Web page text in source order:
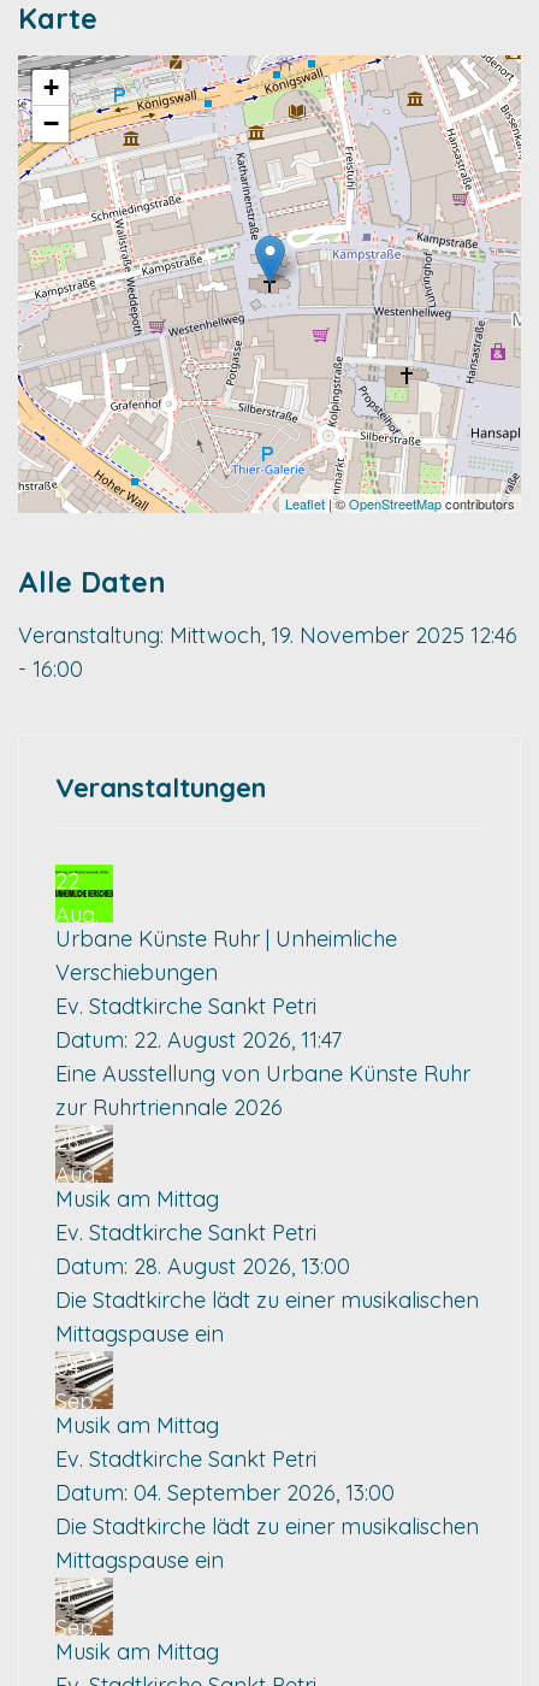
Karte
+
−
Leaflet| ©OpenStreetMapcontributors
Alle Daten
Veranstaltung: Mittwoch, 19. November 2025 12:46
- 16:00
Veranstaltungen
22
Aug.
Urbane Künste Ruhr | Unheimliche
Verschiebungen
Ev. Stadtkirche Sankt Petri
Datum: 22. August 2026, 11:47
Eine Ausstellung von Urbane Künste Ruhr
zur Ruhrtriennale 2026
28
Aug.
Musik am Mittag
Ev. Stadtkirche Sankt Petri
Datum: 28. August 2026, 13:00
Die Stadtkirche lädt zu einer musikalischen
Mittagspause ein
04
Sep.
Musik am Mittag
Ev. Stadtkirche Sankt Petri
Datum: 04. September 2026, 13:00
Die Stadtkirche lädt zu einer musikalischen
Mittagspause ein
11
Sep.
Musik am Mittag